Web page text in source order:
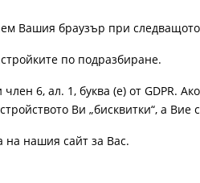
Вашия браузър при
по подразбиране.
6, ал. 1, буква (е) от GDPR.
Ви „бисквитки“, а
на нашия сайт за Вас.